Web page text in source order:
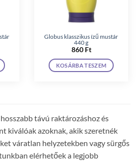
Globus klasszikus ízű mustár
440 g
860 Ft
KOSÁRBA TESZEM
távú raktározáshoz és
kiválóak azoknak, akik szeretnék
váratlan helyzetekben vagy sürgős
elérhetőek a legjobb